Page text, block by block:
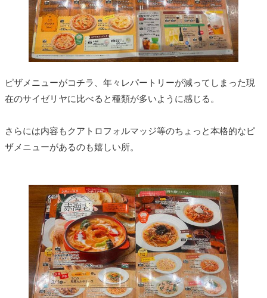
ピザメニューがコチラ、年々レパートリーが減ってしまった現
在のサイゼリヤに比べると種類が多いように感じる。
さらには内容もクアトロフォルマッジ等のちょっと本格的なピ
ザメニューがあるのも嬉しい所。